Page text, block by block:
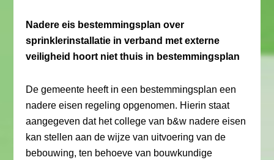
Nadere eis bestemmingsplan over
sprinklerinstallatie in verband met externe
veiligheid hoort niet thuis in bestemmingsplan
De gemeente heeft in een bestemmingsplan een
nadere eisen regeling opgenomen. Hierin staat
aangegeven dat het college van b&w nadere eisen
kan stellen aan de wijze van uitvoering van de
bebouwing, ten behoeve van bouwkundige